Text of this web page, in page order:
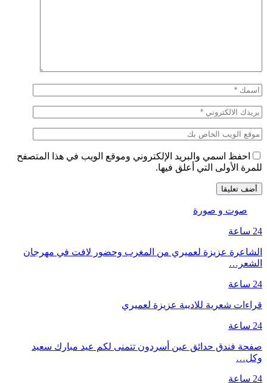
احفظ اسمي والبريد الإلكتروني وموقع الويب في هذا المتصفح
للمرة الأولى التي أعلق فيها.
صوت و صورة
24 ساعة
الشاعرة عزيزة لعميري من المغرب وحضور لافت في مهرجان
الشعر…
24 ساعة
قراءات شعرية للاديبة عزيزة لعميري
24 ساعة
صفحة فندق حدائق عين أسردون تتمنى لكم عيد مبارك سعيد
وكل…
24 ساعة